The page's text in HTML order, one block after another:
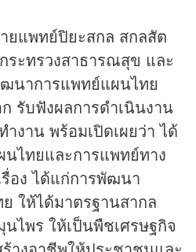
แพทย์ปิยะสกล สกลสัต
ระทรวงสาธารณสุข และ
นาการแพทย์แผนไทย
รับฟังผลการดำเนินงาน
งาน พร้อมเปิดเผยว่า ได้
ไทยและการแพทย์ทาง
รื่อง ได้แก่การพัฒนา
ให้ได้มาตรฐานสากล
ไพร ให้เป็นพืชเศรษฐกิจ